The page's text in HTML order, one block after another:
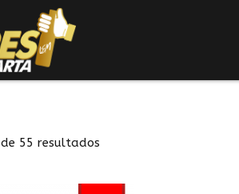
55 resultados